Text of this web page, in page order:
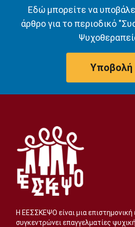
Εδώ μπορείτε να
άρθρο για το περιοδικό
Υποβολή
Η ΕΕΣΣΚΕΨΟ είναι μια επιστημονική
συγκεντρώνει επαγγελματίες